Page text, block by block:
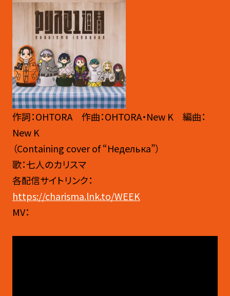
作詞：OHTORA 作曲：OHTORA・New K 編曲：
New K
（Containing cover of “Неделька”）
歌：七人のカリスマ
各配信サイトリンク：
https://charisma.lnk.to/WEEK
MV：